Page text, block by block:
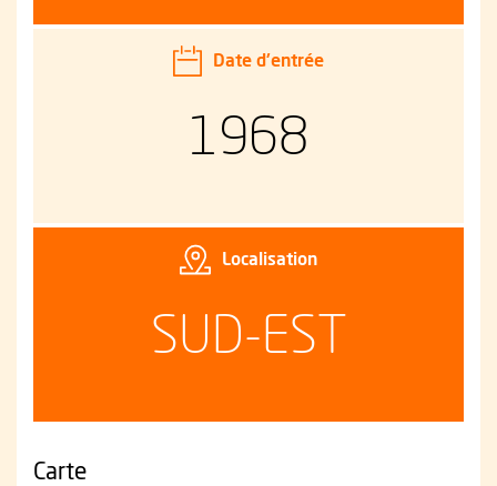
Date d'entrée
1968
Localisation
SUD-EST
Carte